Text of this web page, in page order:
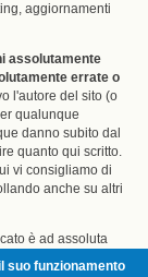
aggiornamenti
assolutamente
errate o
l'autore del sito (o
qualunque
danno subito dal
quanto qui scritto.
vi consigliamo di
anche su altri
è ad assoluta
che vuole e che
suo funzionamento